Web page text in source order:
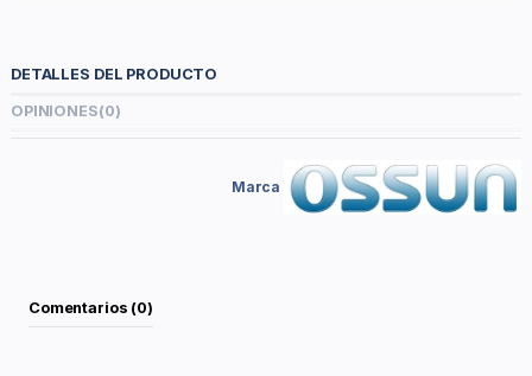
DETALLES DEL PRODUCTO
OPINIONES(0)
Marca
Comentarios (0)